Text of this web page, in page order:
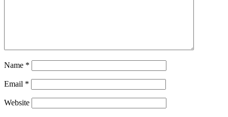
Name *
Email *
Website